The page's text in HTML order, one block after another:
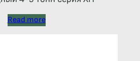
Read more